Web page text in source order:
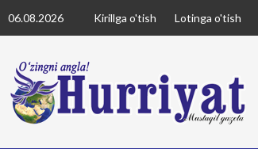
to
06.08.2026 Kirillga o'tish Lotinga o'tish